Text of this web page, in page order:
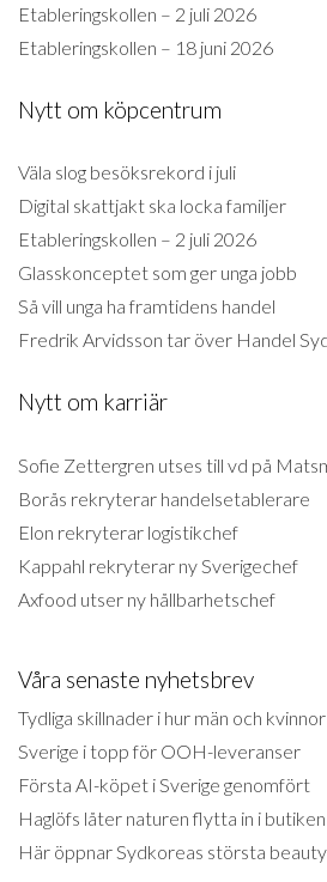
Etableringskollen – 2 juli 2026
Etableringskollen – 18 juni 2026
Nytt om köpcentrum
Väla slog besöksrekord i juli
Digital skattjakt ska locka familjer
Etableringskollen – 2 juli 2026
Glasskonceptet som ger unga jobb
Så vill unga ha framtidens handel
Fredrik Arvidsson tar över Handel
Nytt om karriär
Sofie Zettergren utses till vd på
Borås rekryterar handelsetablerare
Elon rekryterar logistikchef
Kappahl rekryterar ny Sverigechef
Axfood utser ny hållbarhetschef
Våra senaste nyhetsbrev
Tydliga skillnader i hur män och
Sverige i topp för OOH-leveranser
Första AI-köpet i Sverige genomfört
Haglöfs låter naturen flytta in i butiken
Här öppnar Sydkoreas största